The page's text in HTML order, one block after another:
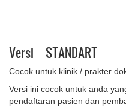
Versi STANDART
Cocok untuk klinik / prakter
Versi ini cocok untuk anda
pendaftaran pasien dan